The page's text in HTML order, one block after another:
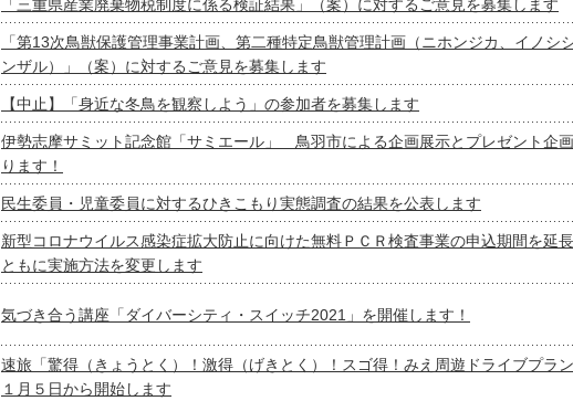
「三重県産業廃棄物税制度に係る検証結果」（案）に対するご意見を募集します
「第13次鳥獣保護管理事業計画、第二種特定鳥獣管理計画（ニホンジカ、イノシ
ンザル）」（案）に対するご意見を募集します
【中止】「身近な冬鳥を観察しよう」の参加者を募集します
伊勢志摩サミット記念館「サミエール」 鳥羽市による企画展示とプレゼント企
ります！
民生委員・児童委員に対するひきこもり実態調査の結果を公表します
新型コロナウイルス感染症拡大防止に向けた無料ＰＣＲ検査事業の申込期間を延
ともに実施方法を変更します
気づき合う講座「ダイバーシティ・スイッチ2021」を開催します！
速旅「驚得（きょうとく）！激得（げきとく）！スゴ得！みえ周遊ドライブプラン
１月５日から開始します